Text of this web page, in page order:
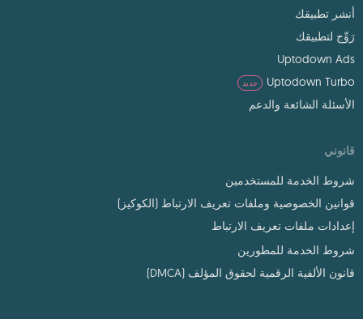
أنشر تطبيقك
رَوِّج لتطبيقك
Uptodown Ads
Uptodown Turbo
جديد
الأسئلة الشائعة والدعم
قانوني
شروط الخدمة للمستخدمين
قوانين الخصوصية وملفات تعريف الارتباط (الكوكيز)
إعدادات ملفات تعريف الارتباط
شروط الخدمة للمطورين
قانون الألفية الرقمية لحقوق المؤلف (DMCA)